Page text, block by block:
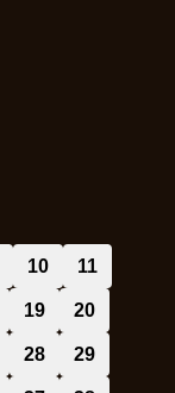
10 11
19 20
28 29